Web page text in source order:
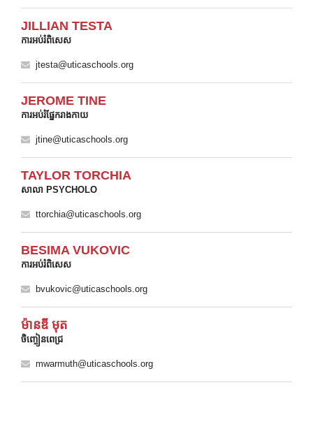
JILLIAN TESTA
ការអប់រំពិសេស
jtesta@uticaschools.org
JEROME TINE
ការអប់រំផ្នែករាងកាយ
jtine@uticaschools.org
TAYLOR TORCHIA
សាលា PSYCHOLO
ttorchia@uticaschools.org
BESIMA VUKOVIC
ការអប់រំពិសេស
bvukovic@uticaschools.org
ម៉ានឌី មុត
ចិញ្ចៀនពេជ្រ
mwarmuth@uticaschools.org